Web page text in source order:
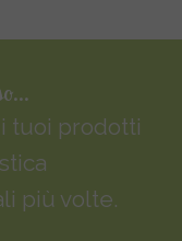
tuoi prodotti
più volte.